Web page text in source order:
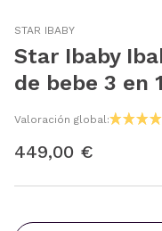
STAR IBABY
Star Ibaby
de bebe 3 en 1
Valoración global:
449,00 €